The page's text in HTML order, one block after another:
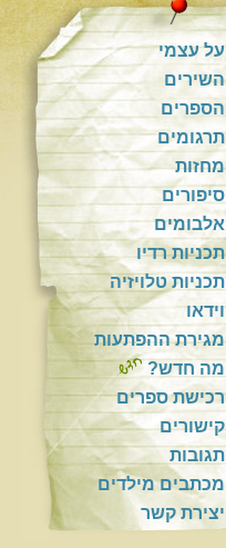
על עצמי
השירים
הספרים
תרגומים
מחזות
סיפורים
אלבומים
תכניות רדיו
תכניות טלויזיה
וידאו
מגירת ההפתעות
מה חדש?
רכישת ספרים
קישורים
תגובות
מכתבים מילדים
יצירת קשר